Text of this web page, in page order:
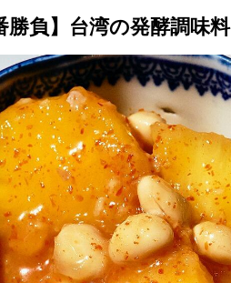
プロが教えるレシピ 厳選！店探